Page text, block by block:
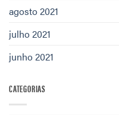
agosto 2021
julho 2021
junho 2021
CATEGORIAS